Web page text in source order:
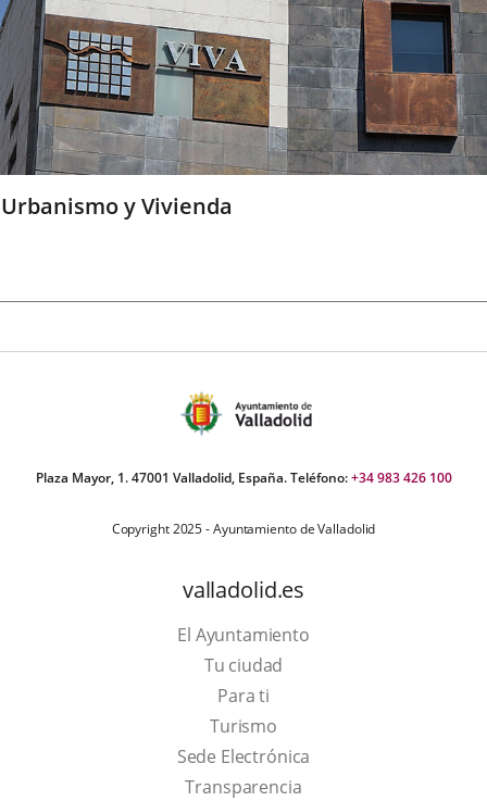
Urbanismo y Vivienda
Plaza Mayor, 1. 47001 Valladolid, España. Teléfono:+34 983 426 100
Copyright 2025 - Ayuntamiento de Valladolid
valladolid.es
El Ayuntamiento
Tu ciudad
Para ti
TurismoThis
link
will
Sede Electrónica
Transparencia